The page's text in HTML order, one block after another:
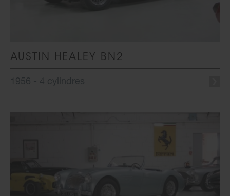
AUSTIN HEALEY BN2
1956 - 4 cylindres